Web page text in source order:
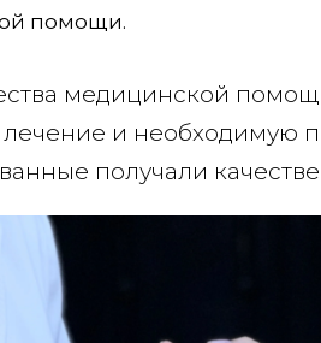
помощи.
медицинской
и необходимую
получали